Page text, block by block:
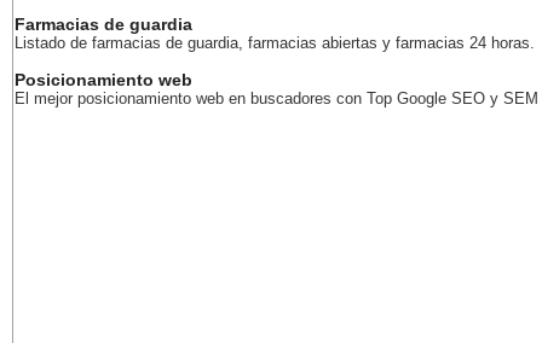
Farmacias de guardia
Listado de farmacias de guardia, farmacias abiertas y farmacias 24 horas.
Posicionamiento web
El mejor posicionamiento web en buscadores con Top Google SEO y SEM